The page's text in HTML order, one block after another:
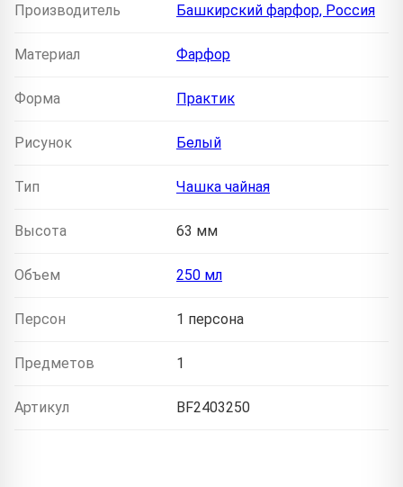
Производитель Башкирский фарфор, Россия
Материал Фарфор
Форма Практик
Рисунок Белый
Тип Чашка чайная
Высота 63 мм
Объем 250 мл
Персон 1 персона
Предметов 1
Артикул BF2403250